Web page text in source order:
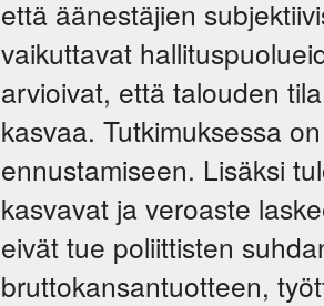
että äänestäjien
vaikuttavat
arvioivat, että talouden
kasvaa. Tutkimuksessa
ennustamiseen. Lisäksi
kasvavat ja veroaste
eivät tue poliittisten
bruttokansantuotteen,